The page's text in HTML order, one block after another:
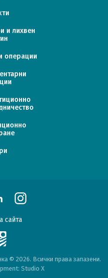
и лихвен
операции
© 2026. Всички права запазени.
сайта
Studio X